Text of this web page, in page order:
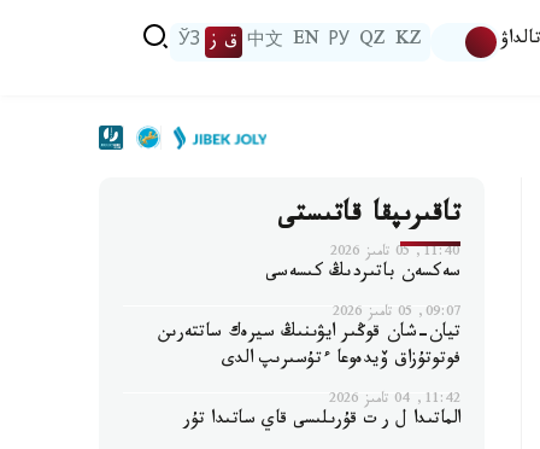
تالداۋ KZ
QZ
РУ
EN
中文 ق ز ЎЗ
تاقىرىپقا قاتىستى
11:40, 05 تامىز 2026
سەكسەن باتىردىڭ كىسەسى
09:07, 05 تامىز 2026
تيان-شان قوڭىر ايۋىنىڭ سيرەك ساتتەرىن
فوتوتۇزاق ۆيدەوعا ءتۇسىرىپ الدى
11:42, 04 تامىز 2026
الماتىدا ل ر ت قۇرىلىسى قاي ساتىدا تۇر